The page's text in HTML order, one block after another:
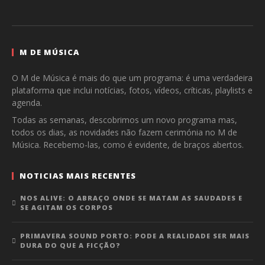
M DE MÚSICA
O M de Música é mais do que um programa: é uma verdadeira
plataforma que inclui notícias, fotos, vídeos, críticas, playlists e
agenda.
Todas as semanas, descobrimos um novo programa mas,
todos os dias, as novidades não fazem cerimónia no M de
Música. Recebemo-las, como é evidente, de braços abertos.
NOTICIAS MAIS RECENTES
NOS ALIVE: O ABRAÇO ONDE SE MATAM AS SAUDADES E
SE AGITAM OS CORPOS
PRIMAVERA SOUND PORTO: PODE A REALIDADE SER MAIS
DURA DO QUE A FICÇÃO?